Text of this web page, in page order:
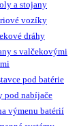
a stojany
vozíky
dráhy
s valčekovými
pod batérie
pod nabíjače
výmenu batérií